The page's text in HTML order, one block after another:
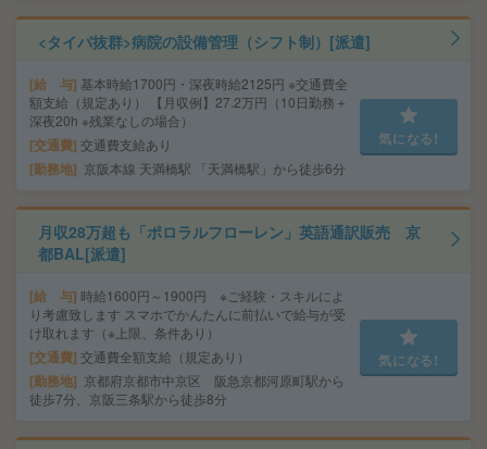
<タイパ抜群>病院の設備管理（シフト制）[派遣]
給 与 基本時給1700円・深夜時給2125円 ※交通費全
額支給（規定あり） 【月収例】27.2万円（10日勤務＋
深夜20h ※残業なしの場合）
交通費 交通費支給あり
勤務地 京阪本線 天満橋駅 「天満橋駅」から徒歩6分
気になる!
月収28万超も「ポロラルフローレン」英語通訳販売 京
都BAL[派遣]
給 与 時給1600円～1900円 ※ご経験・スキルによ
り考慮致します スマホでかんたんに前払いで給与が受
け取れます（※上限、条件あり）
交通費 交通費全額支給（規定あり）
勤務地
京都府京都市中京区 阪急京都河原町駅から
徒歩7分、京阪三条駅から徒歩8分
気になる!